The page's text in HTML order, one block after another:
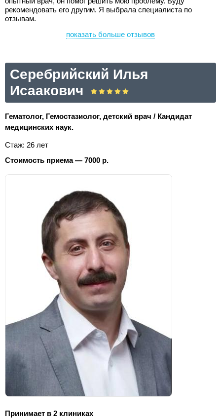
рекомендовать его другим. Я выбрала специалиста по
отзывам.
показать больше отзывов
Серебрийский Илья
Исаакович
Гематолог, Гемостазиолог, детский врач / Кандидат
медицинских наук.
Стаж: 26 лет
Стоимость приема — 7000 р.
Принимает в 2 клиниках